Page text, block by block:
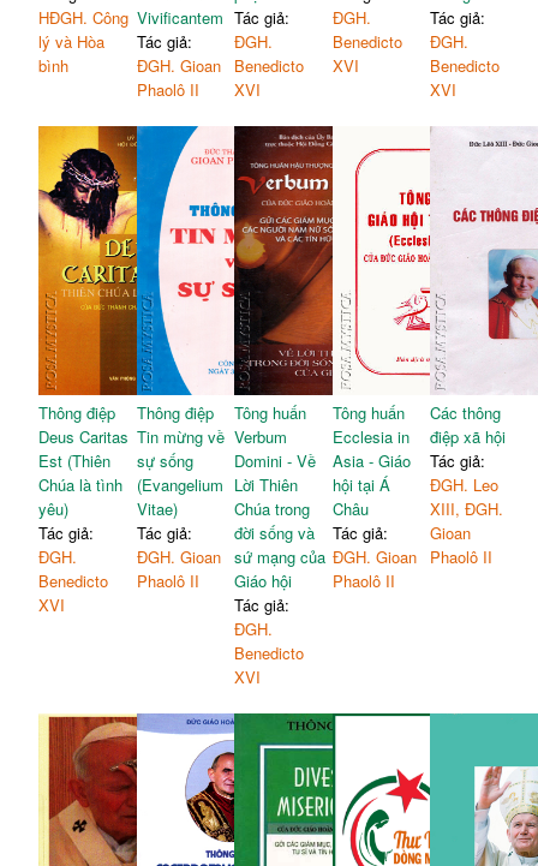
HĐGH. Công
lý và Hòa
bình
Vivificantem
Tác giả:
ĐGH. Gioan
Phaolô II
Tác giả:
ĐGH.
Benedicto
XVI
ĐGH.
Benedicto
XVI
Tác giả:
ĐGH.
Benedicto
XVI
Thông điệp
Deus Caritas
Est (Thiên
Chúa là tình
yêu)
Tác giả:
ĐGH.
Benedicto
XVI
Thông điệp
Tin mừng về
sự sống
(Evangelium
Vitae)
Tác giả:
ĐGH. Gioan
Phaolô II
Tông huấn
Verbum
Domini - Về
Lời Thiên
Chúa trong
đời sống và
sứ mạng của
Giáo hội
Tác giả:
ĐGH.
Benedicto
XVI
Tông huấn
Ecclesia in
Asia - Giáo
hội tại Á
Châu
Tác giả:
ĐGH. Gioan
Phaolô II
Các thông
điệp xã hội
Tác giả:
ĐGH. Leo
XIII, ĐGH.
Gioan
Phaolô II